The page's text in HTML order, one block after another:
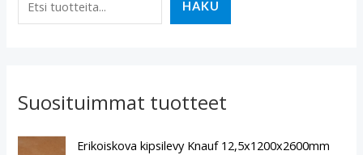
HAKU
Suosituimmat tuotteet
Erikoiskova kipsilevy Knauf 12,5x1200x2600mm